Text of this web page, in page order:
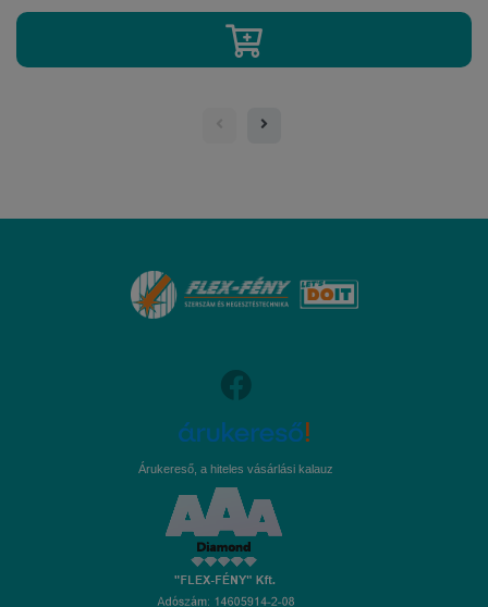
Árukereső, a hiteles vásárlási kalauz